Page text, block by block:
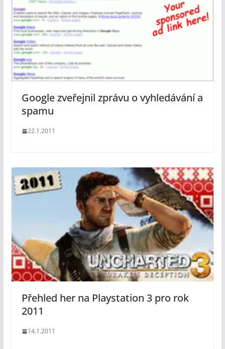
Google zveřejnil zprávu o vyhledávání a
spamu
22.1.2011
Přehled her na Playstation 3 pro rok
2011
14.1.2011